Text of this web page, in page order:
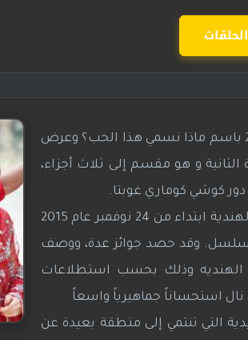
هو مسلسل تقليدي هندي عرض لأول مرة على قناة ستار بلس الهندية عام 2011 باسم ماذا نسمي هذا الحب؟ وعرض
و هو مقسم إلى ثلاث أجزاء،
كوشي كوماري غوبتا.
وتم بث المسلسل في الهند لمجموعة محدودة من 8 حلقات على قناة Hotstar الهندية ابتداء من 24 نوفمبر عام 2015
وقد حصد جوائز عدة، ووصف
الهنديه وذلك بحسب استطلاعات
نال استحساناً جماهيرياً واسعاً
التي تنتمي إلى منطقة بعيدة عن